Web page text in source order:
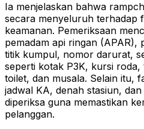
Ia menjelaskan bahwa
secara menyeluruh terhadap
keamanan. Pemeriksaan
pemadam api ringan (APAR),
titik kumpul, nomor darurat,
seperti kotak P3K, kursi
toilet, dan musala. Selain itu,
jadwal KA, denah stasiun,
diperiksa guna memastikan
pelanggan.